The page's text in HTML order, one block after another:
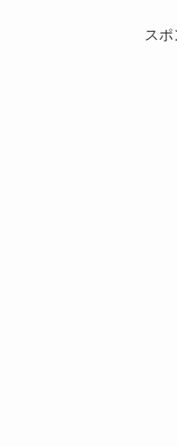
ス